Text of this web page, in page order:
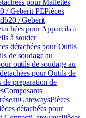
pour Mallettes
/ Geberit PEPièces
/ Geberit
pour Appareils à
à souder
détachées pour Outils
de soudage au
outils de soudage au
pour Outils de
de préparation de
Composants
GatewaysPièces
détachées pour